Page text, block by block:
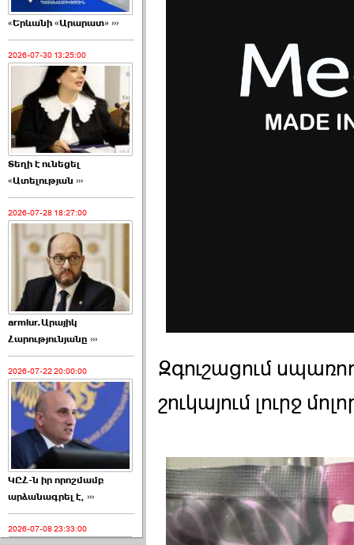
«Երևանի «Արարատ» ›››
2026-07-30 13:25:00
Տեղի է ունեցել
«Ատելության ›››
2026-07-28 18:27:00
armlur.Արայիկ
Հարությունյանը ›››
2026-07-22 20:00:00
ԿԸՀ-ն իր որոշմամբ
արձանագրել է, ›››
2026-07-08 23:33:00
Զգուշացում
շուկայում լուրջ